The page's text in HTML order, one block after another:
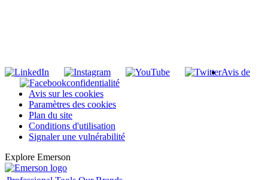
Avis de
confidentialité
Avis sur les cookies
Paramètres des cookies
Plan du site
Conditions d'utilisation
Signaler une vulnérabilité
Explore Emerson